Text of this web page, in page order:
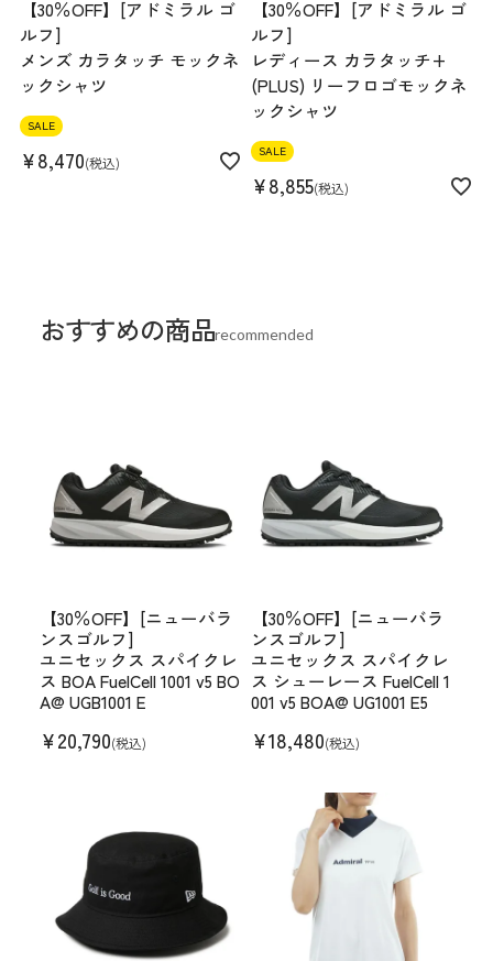
【30％OFF】[アドミラル ゴ
ルフ]
メンズ カラタッチ モックネ
ックシャツ
SALE
¥8,470 税込
【30％OFF】[アドミラル ゴ
ルフ]
レディース カラタッチ+
(PLUS) リーフロゴモックネ
ックシャツ
SALE
¥8,855 税込
おすすめの商品recommended
【30％OFF】[ニューバラ
ンスゴルフ]
ユニセックス スパイクレ
ス BOA FuelCell 1001 v5 BO
A@ UGB1001 E
¥20,790(税込)
【30％OFF】[ニューバラ
ンスゴルフ]
ユニセックス スパイクレ
ス シューレース FuelCell 1
001 v5 BOA@ UG1001 E5
¥18,480(税込)